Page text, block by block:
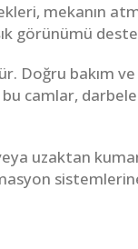
mekanın
görünümü
Doğru bakım
camlar,
uzaktan